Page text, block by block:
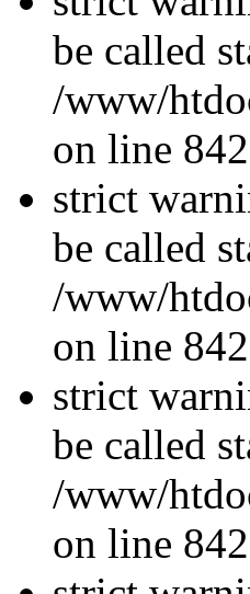
be called
/www/
on line
strict
be called
/www/
on line
strict
be called
/www/
on line